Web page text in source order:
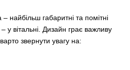
найбільш габаритні та помітні
– у вітальні. Дизайн грає важливу
звернути увагу на: